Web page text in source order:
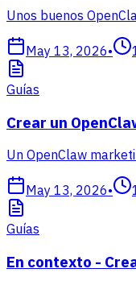
Unos buenos
May 13, 2026•
Guías
Crear un
Un OpenClaw
May 13, 2026•
Guías
En contexto -